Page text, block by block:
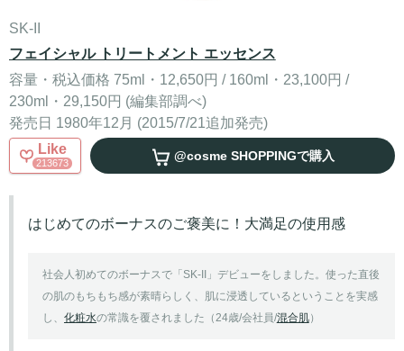
SK-II
フェイシャル トリートメント エッセンス
容量・税込価格 75ml・12,650円 / 160ml・23,100円 /
230ml・29,150円 (編集部調べ)
発売日 1980年12月 (2015/7/21追加発売)
Like
213673 @cosme SHOPPINGで購入
はじめてのボーナスのご褒美に！大満足の使用感
社会人初めてのボーナスで「SK-II」デビューをしました。使った直後
の肌のもちもち感が素晴らしく、肌に浸透しているということを実感
し、 化粧水の常識を覆されました（24歳/会社員/混合肌）